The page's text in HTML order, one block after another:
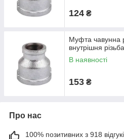
124 ₴
Муфта чавунна
внутрішня різьба
В наявності
153 ₴
Про нас
100% позитивних з 918